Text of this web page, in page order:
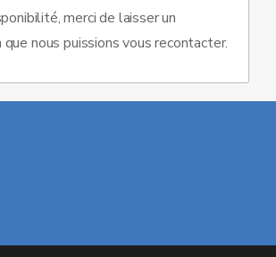
merci de laisser un
nous puissions vous recontacter.